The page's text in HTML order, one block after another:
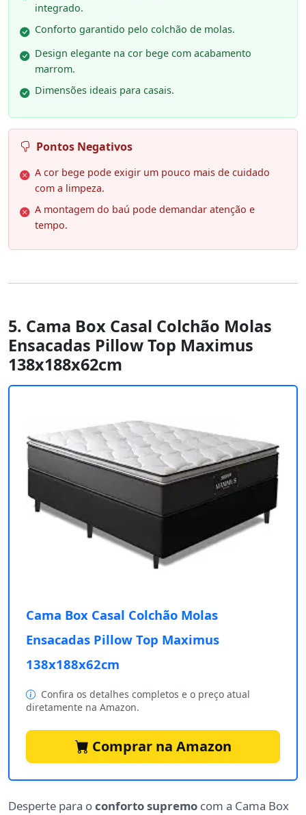
integrado.
Conforto garantido pelo colchão de molas.
Design elegante na cor bege com acabamento
marrom.
Dimensões ideais para casais.
Pontos Negativos
A cor bege pode exigir um pouco mais de cuidado
com a limpeza.
A montagem do baú pode demandar atenção e
tempo.
5. Cama Box Casal Colchão Molas
Ensacadas Pillow Top Maximus
138x188x62cm
Cama Box Casal Colchão Molas
Ensacadas Pillow Top Maximus
138x188x62cm
Confira os detalhes completos e o preço atual
diretamente na Amazon.
Comprar na Amazon
Desperte para oconforto supremo com a Cama Box